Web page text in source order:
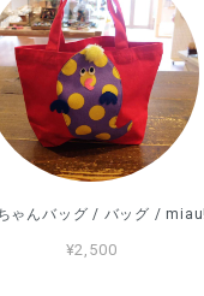
¥2,500